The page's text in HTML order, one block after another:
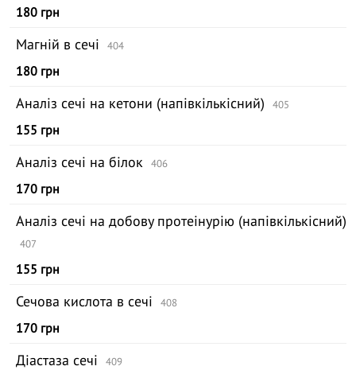
180 грн
Магній в сечі 404
180 грн
Аналіз сечі на кетони (напівкількісний) 405
155 грн
Аналіз сечі на білок 406
170 грн
Аналіз сечі на добову протеінурію (напівкількісний)
407
155 грн
Сечова кислота в сечі 408
170 грн
Діастаза сечі 409